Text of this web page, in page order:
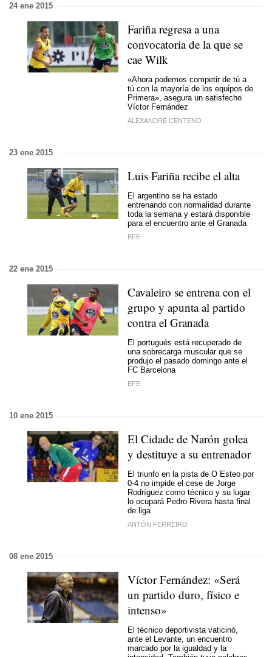
24 ene 2015
Fariña regresa a una
convocatoria de la que se
cae Wilk
«Ahora podemos competir de tú a
tú con la mayoría de los equipos de
Primera», asegura un satisfecho
Víctor Fernández
ALEXANDRE CENTENO
23 ene 2015
Luis Fariña recibe el alta
El argentino se ha estado
entrenando con normalidad durante
toda la semana y estará disponible
para el encuentro ante el Granada
EFE
22 ene 2015
Cavaleiro se entrena con el
grupo y apunta al partido
contra el Granada
El portugués está recuperado de
una sobrecarga muscular que se
produjo el pasado domingo ante el
FC Barcelona
EFE
10 ene 2015
El Cidade de Narón golea
y destituye a su entrenador
El triunfo en la pista de O Esteo por
0-4 no impide el cese de Jorge
Rodríguez como técnico y su lugar
lo ocupará Pedro Rivera hasta final
de liga
ANTÓN FERREIRO
08 ene 2015
Víctor Fernández: «Será
un partido duro, físico e
intenso»
El técnico deportivista vaticinó,
ante el Levante, un encuentro
marcado por la igualdad y la